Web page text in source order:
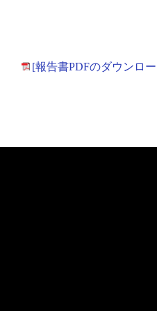
[報告書PDFのダウンロ